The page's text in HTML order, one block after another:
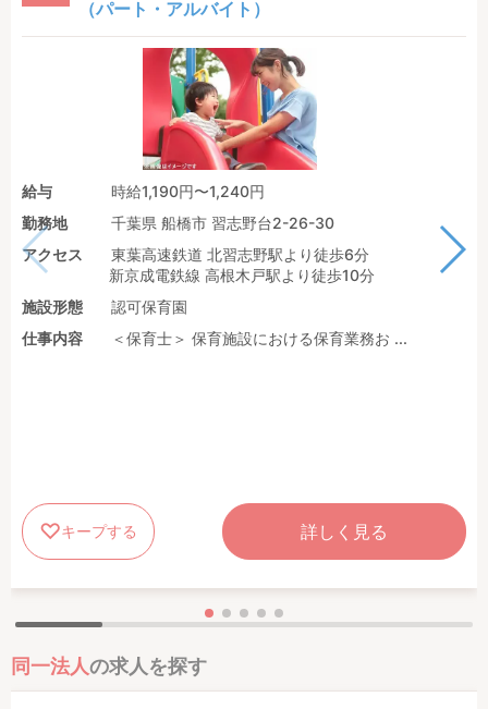
（パート・アルバイト）
給与
時給1,190円〜1,240円
勤務地
千葉県 船橋市 習志野台2-26-30
アクセス
東葉高速鉄道 北習志野駅より徒歩6分
新京成電鉄線 高根木戸駅より徒歩10分
施設形態
認可保育園
仕事内容
＜保育士＞ 保育施設における保育業務お ...
キープする 詳しく見る
同一法人の求人を探す